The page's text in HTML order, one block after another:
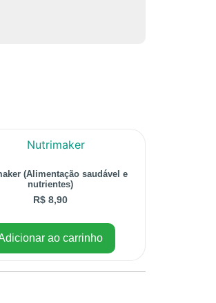
(Alimentação saudável e
nutrientes)
R$ 8,90
ao carrinho